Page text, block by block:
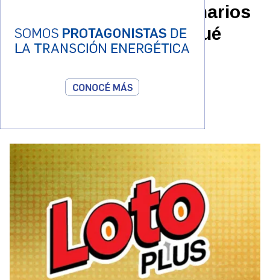
Hubo ganadores millonarios
en el Loto Plus: mirá qué
números salieron
Todos los detalles.